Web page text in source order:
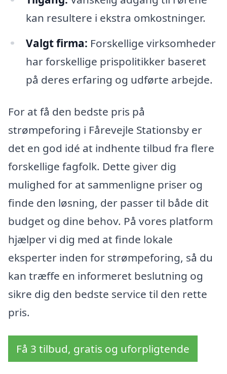
kan resultere i ekstra omkostninger.
Valgt firma: Forskellige virksomheder
har forskellige prispolitikker baseret
på deres erfaring og udførte arbejde.
For at få den bedste pris på
strømpeforing i Fårevejle Stationsby er
det en god idé at indhente tilbud fra flere
forskellige fagfolk. Dette giver dig
mulighed for at sammenligne priser og
finde den løsning, der passer til både dit
budget og dine behov. På vores platform
hjælper vi dig med at finde lokale
eksperter inden for strømpeforing, så du
kan træffe en informeret beslutning og
sikre dig den bedste service til den rette
pris.
Få 3 tilbud, gratis og uforpligtende